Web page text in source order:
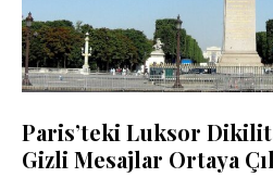
Paris’teki Luksor
Gizli Mesajlar Ortaya